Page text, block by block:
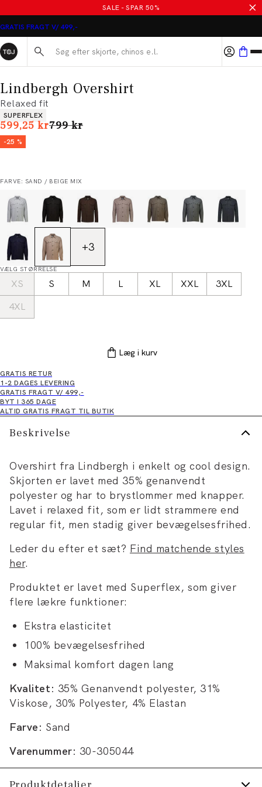
SALE - SPAR 50%
GRATIS FRAGT V/ 499,-
Søg her...
Lindbergh Overshirt
Relaxed fit
Produkt egenskaber
SUPERFLEX
599,25 krI alt (uden rabat)
799 kr
-25 %
FARVE: SAND / BEIGE MIX
+3
VÆLG STØRRELSE
XS S M L XL XXL
3XL
4XL
Læg i kurv
GRATIS RETUR
1-2 DAGES LEVERING
GRATIS FRAGT V/ 499,-
BYT I 365 DAGE
ALTID GRATIS FRAGT TIL BUTIK
Beskrivelse
Overshirt fra Lindbergh i enkelt og cool design.
Skjorten er lavet med 35% genanvendt
polyester og har to brystlommer med knapper.
Lavet i relaxed fit, som er lidt strammere end
regular fit, men stadig giver bevægelsesfrihed.
Leder du efter et sæt? Find matchende styles
her.
Produktet er lavet med Superflex, som giver
flere lækre funktioner:
Ekstra elasticitet
100% bevægelsesfrihed
Maksimal komfort dagen lang
Kvalitet: 35% Genanvendt polyester, 31%
Viskose, 30% Polyester, 4% Elastan
Farve: Sand
Varenummer: 30-305044